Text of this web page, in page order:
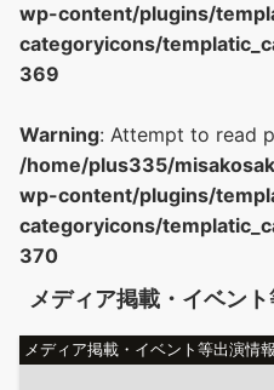
wp-content/plugins/
categoryicons/
369
Warning: Attempt to read
/home/plus335/
wp-content/plugins/
categoryicons/
370
メディア掲載・イベン
メディア掲載・イベント等出演情報